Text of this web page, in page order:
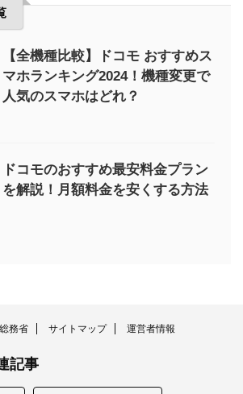
【全機種比較】ドコモ おすすめス
マホランキング2024！機種変更で
人気のスマホはどれ？
ドコモのおすすめ最安料金プラン
を解説！月額料金を安くする方法
総務省 サイトマップ 運営者情報
記事